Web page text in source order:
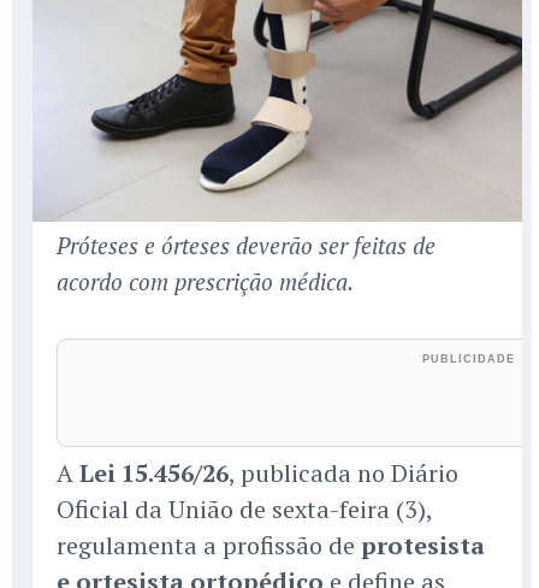
Próteses e órteses deverão ser feitas de
acordo com prescrição médica.
ALei 15.456/26, publicada no Diário
Oficial da União de sexta-feira (3),
regulamenta a profissão de protesista